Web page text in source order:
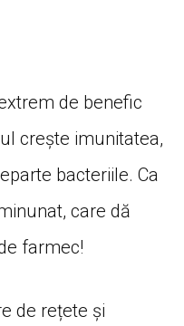
de benefic
crește imunitatea,
bacteriile. Ca
care dă
farmec!
de rețete și